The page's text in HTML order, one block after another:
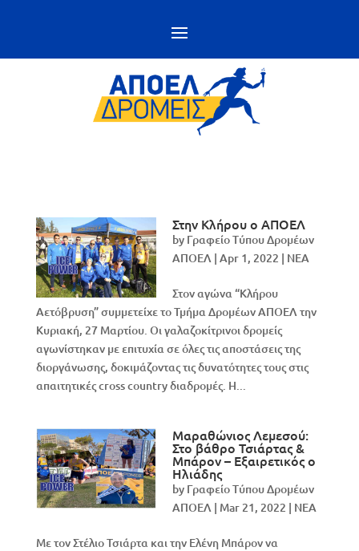
Στην Κλήρου ο ΑΠΟΕΛ
by Γραφείο Τύπου Δρομέων
ΑΠΟΕΛ | Apr 1, 2022 | NEA
Στον αγώνα “Κλήρου
Αετόβρυση” συμμετείχε το Τμήμα Δρομέων ΑΠΟΕΛ την
Κυριακή, 27 Μαρτίου. Οι γαλαζοκίτρινοι δρομείς
αγωνίστηκαν με επιτυχία σε όλες τις αποστάσεις της
διοργάνωσης, δοκιμάζοντας τις δυνατότητες τους στις
απαιτητικές cross country διαδρομές. Η...
Μαραθώνιος Λεμεσού:
Στο βάθρο Τσιάρτας &
Μπάρον – Εξαιρετικός ο
Ηλιάδης
by Γραφείο Τύπου Δρομέων
ΑΠΟΕΛ | Mar 21, 2022 | NEA
Με τον Στέλιο Τσιάρτα και την Ελένη Μπάρον να